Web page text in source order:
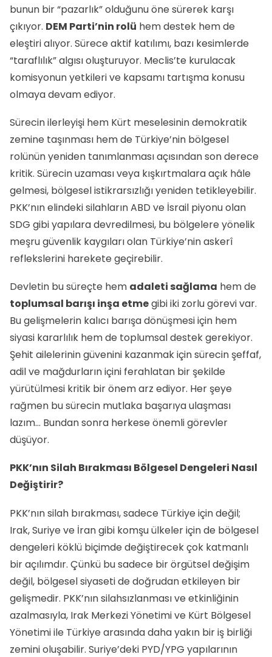
bunun bir “pazarlık” olduğunu öne sürerek karşı
çıkıyor. DEM Parti’nin rolü hem destek hem de
eleştiri alıyor. Sürece aktif katılımı, bazı kesimlerde
“taraflılık” algısı oluşturuyor. Meclis’te kurulacak
komisyonun yetkileri ve kapsamı tartışma konusu
olmaya devam ediyor.
Sürecin ilerleyişi hem Kürt meselesinin demokratik
zemine taşınması hem de Türkiye’nin bölgesel
rolünün yeniden tanımlanması açısından son derece
kritik. Sürecin uzaması veya kışkırtmalara açık hâle
gelmesi, bölgesel istikrarsızlığı yeniden tetikleyebilir.
PKK’nın elindeki silahların ABD ve İsrail piyonu olan
SDG gibi yapılara devredilmesi, bu bölgelere yönelik
meşru güvenlik kaygıları olan Türkiye’nin askerî
reflekslerini harekete geçirebilir.
Devletin bu süreçte hem adaleti sağlama hem de
toplumsal barışı inşa etmegibi iki zorlu görevi var.
Bu gelişmelerin kalıcı barışa dönüşmesi için hem
siyasi kararlılık hem de toplumsal destek gerekiyor.
Şehit ailelerinin güvenini kazanmak için sürecin şeffaf,
adil ve mağdurların içini ferahlatan bir şekilde
yürütülmesi kritik bir önem arz ediyor. Her şeye
rağmen bu sürecin mutlaka başarıya ulaşması
lazım… Bundan sonra herkese önemli görevler
düşüyor.
PKK’nın Silah Bırakması Bölgesel Dengeleri Nasıl
Değiştirir?
PKK’nın silah bırakması, sadece Türkiye için değil;
Irak, Suriye ve İran gibi komşu ülkeler için de bölgesel
dengeleri köklü biçimde değiştirecek çok katmanlı
bir açılımdır. Çünkü bu sadece bir örgütsel değişim
değil, bölgesel siyaseti de doğrudan etkileyen bir
gelişmedir. PKK’nın silahsızlanması ve etkinliğinin
azalmasıyla, Irak Merkezi Yönetimi ve Kürt Bölgesel
Yönetimi ile Türkiye arasında daha yakın bir iş birliği
zemini oluşabilir. Suriye’deki PYD/YPG yapılarının